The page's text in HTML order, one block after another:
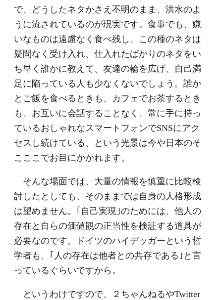
で、どうしたネタかさえ不明のまま、洪水のよ
うに流されているのが現実です。食事でも、嫌
いなものは遠慮なく食べ残し、この種のネタは
疑問なく受け入れ、仕入れたばかりのネタをい
ち早く誰かに教えて、友達の輪を広げ、自己満
足に陥っている人も少なくないでしょう。誰か
とご飯を食べるときも、カフェでお茶するとき
も、お互いに会話することなく、常に手に持っ
ているおしゃれなスマートフォンでSNSにアク
セスし続けている、という光景は今や日本のそ
こここでお目にかかれます。
そんな場面では、大量の情報を慎重に比較検
討したとしても、そのままでは自身の人格形成
は望めません。｢自己実現｣のためには、他人の
存在と自らの価値観の正当性を検証する道具が
必要なのです。ドイツのハイデッガーという哲
学者も、｢人の存在は他者との共存である｣と言
っているぐらいですから。
というわけですので、２ちゃんねるやTwitter